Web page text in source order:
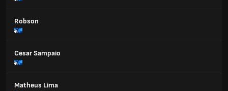
Robson
Cesar Sampaio
Matheus Lima